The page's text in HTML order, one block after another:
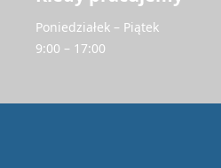
Poniedziałek – Piątek
9:00 – 17:00